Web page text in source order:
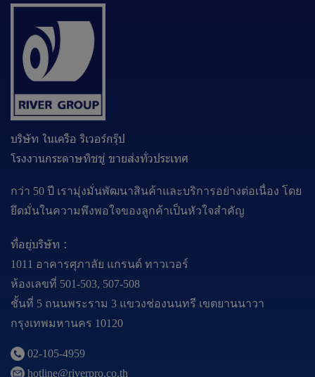
บริษัท ในเครือ ริเวอร์กรุ๊ป
โรงงานกระดาษทิชชู่ ขายส่งทั่วประเทศ
กว่า 50 ปี เรามุ่งมั่นพัฒนาสินค้าและบริการอย่างต่อเนื่อง โดย
ยึดมั่นในความพึงพอใจของลูกค้าเป็นหัวใจสำคัญ
ที่อยู่บริษัท :
1011 อาคารศุภาลัย แกรนด์ ทาวเวอร์
ห้องเลขที่ 501-503, 507-508
ชั้นที่ 5 ถนนพระราม 3 แขวงช่องนนทรี เขตยานนาวา
กรุงเทพมหานคร 10120
02-105-4959
hotline@riverpro.co.th